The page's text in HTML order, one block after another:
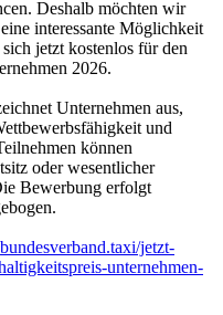
Deshalb möchten wir
interessante Möglichkeit
jetzt kostenlos für den
2026.
Unternehmen aus,
und
können
oder wesentlicher
Bewerbung erfolgt
bundesverband.taxi/jetzt-
unternehmen-